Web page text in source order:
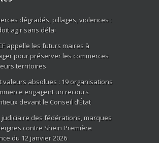
dégradés, pillages, violences :
agir sans délai
appelle les futurs maires à
pour préserver les commerces
territoires
valeurs absolues : 19 organisations
engagent un recours
devant le Conseil d’État
judiciaire des fédérations, marques
contre Shein Première
du 12 janvier 2026